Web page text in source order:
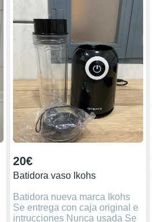
accesorio La batidora incluye
un vaso de mezclas graduado
para facilitar aún más la
preparación de los
ingredientes. Puedes
mantener las mezclas en el
mismo, ya que cuenta con
tapa. Vendemos productos
devueltos en excelente
Estado. Garantía 30 Días.
Aceptamos Devoluciones
dentro de los 15 días, luego de
haber recibido el producto.
20€
Batidora vaso Ikohs
Batidora nueva marca Ikohs
Se entrega con caja original e
intrucciones Nunca usada Se